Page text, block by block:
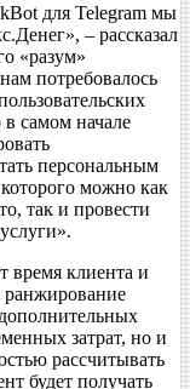
для Telegram мы
– рассказал
«разум»
потребовалось
в самом начале
персональным
можно как
так и провести
время клиента и
ранжирование
затрат, но и
рассчитывать
будет получать